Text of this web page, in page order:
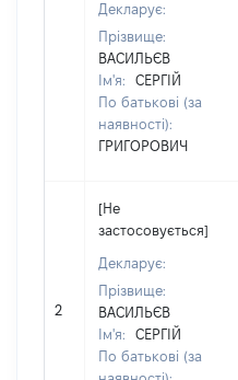
Декларує:
Прізвище:
ВАСИЛЬЄВ
Ім'я:
СЕРГІЙ
По батькові (за
наявності):
ГРИГОРОВИЧ
2
[Не
застосовується]
Декларує:
Прізвище:
ВАСИЛЬЄВ
Ім'я:
СЕРГІЙ
По батькові (за